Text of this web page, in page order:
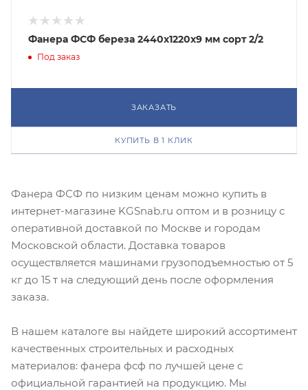
Фанера ФСФ береза 2440х1220х9 мм сорт 2/2
Под заказ
ЗАКАЗАТЬ
КУПИТЬ В 1 КЛИК
Фанера ФСФ по низким ценам можно купить в
интернет-магазине KGSnab.ru оптом и в розницу с
оперативной доставкой по Москве и городам
Московской области. Доставка товаров
осуществляется машинами грузоподъемностью от 5
кг до 15 т на следующий день после оформления
заказа.
В нашем каталоге вы найдете широкий ассортимент
качественных строительных и расходных
материалов: фанера фсф по лучшей цене с
официальной гарантией на продукцию. Мы